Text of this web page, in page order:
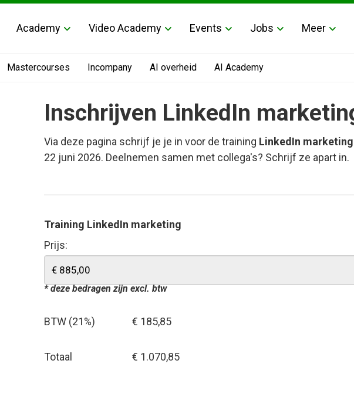
Academy Video Academy Events Jobs Meer
Mastercourses Incompany AI overheid AI Academy
Inschrijven LinkedIn
Via deze pagina schrijf je je in voor de training LinkedIn marketing
22 juni 2026. Deelnemen samen met collega's? Schrijf ze apart in.
Training LinkedIn marketing
Prijs:
* deze bedragen zijn excl. btw
BTW (21%) € 185,85
Totaal € 1.070,85